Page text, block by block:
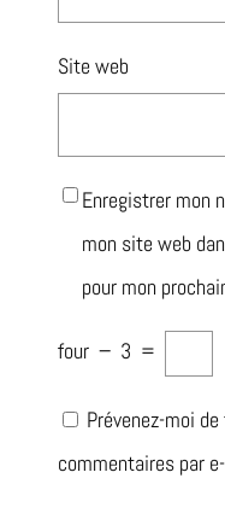
Site web
Enregistrer mon
mon site web
pour mon
four − 3 =
Prévenez-moi
commentaires par